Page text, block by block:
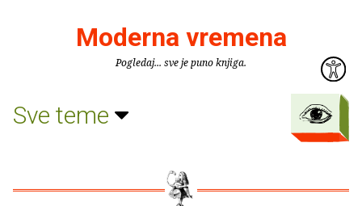
Moderna vremena
Pogledaj... sve je puno knjiga.
Sve teme